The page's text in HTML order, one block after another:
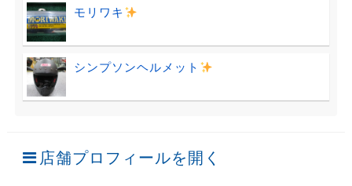
モリワキ
シンプソンヘルメット
店舗プロフィールを開く